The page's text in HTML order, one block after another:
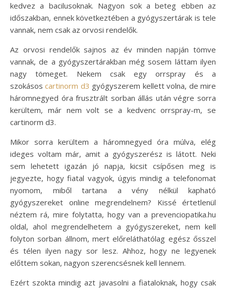
kedvez a bacilusoknak. Nagyon sok a beteg ebben az
időszakban, ennek következtében a gyógyszertárak is tele
vannak, nem csak az orvosi rendelők.
Az orvosi rendelők sajnos az év minden napján tömve
vannak, de a gyógyszertárakban még sosem láttam ilyen
nagy tömeget. Nekem csak egy orrspray és a
szokásoscartinorm d3 gyógyszerem kellett volna, de mire
háromnegyed óra frusztrált sorban állás után végre sorra
kerültem, már nem volt se a kedvenc orrspray-m, se
cartinorm d3.
Mikor sorra kerültem a háromnegyed óra múlva, elég
ideges voltam már, amit a gyógyszerész is látott. Neki
sem lehetett igazán jó napja, kicsit csípősen meg is
jegyezte, hogy fiatal vagyok, úgyis mindig a telefonomat
nyomom, miből tartana a vény nélkül kapható
gyógyszereket online megrendelnem? Kissé értetlenül
néztem rá, mire folytatta, hogy van a prevenciopatika.hu
oldal, ahol megrendelhetem a gyógyszereket, nem kell
folyton sorban állnom, mert előreláthatólag egész ősszel
és télen ilyen nagy sor lesz. Ahhoz, hogy ne legyenek
előttem sokan, nagyon szerencsésnek kell lennem.
Ezért szokta mindig azt javasolni a fiataloknak, hogy csak